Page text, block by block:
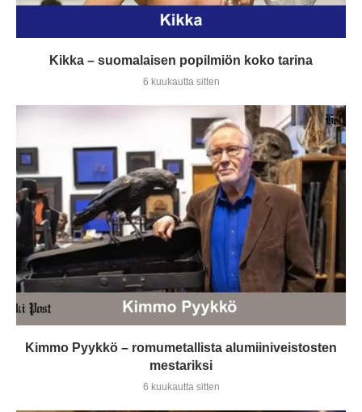
Kikka – suomalaisen popilmiön koko tarina
6 kuukautta sitten
Kimmo Pyykkö – romumetallista alumiiniveistosten
mestariksi
6 kuukautta sitten